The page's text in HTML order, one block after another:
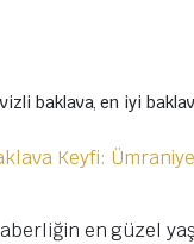
baklava, en iyi
en güzel